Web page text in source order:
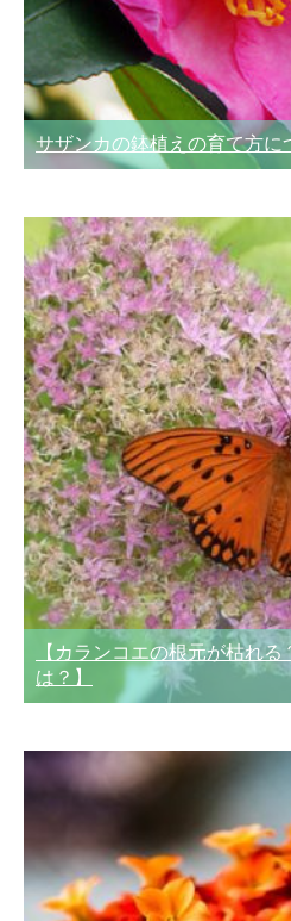
サザンカの鉢植えの育て方に
【カランコエの根元が枯れ
は？】